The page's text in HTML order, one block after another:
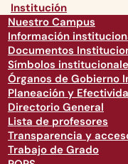
Institución
Nuestro Campus
Información
Documentos
Símbolos
Órganos de Gobierno
Planeación y
Directorio General
Lista de profesores
Transparencia y
Trabajo de Grado